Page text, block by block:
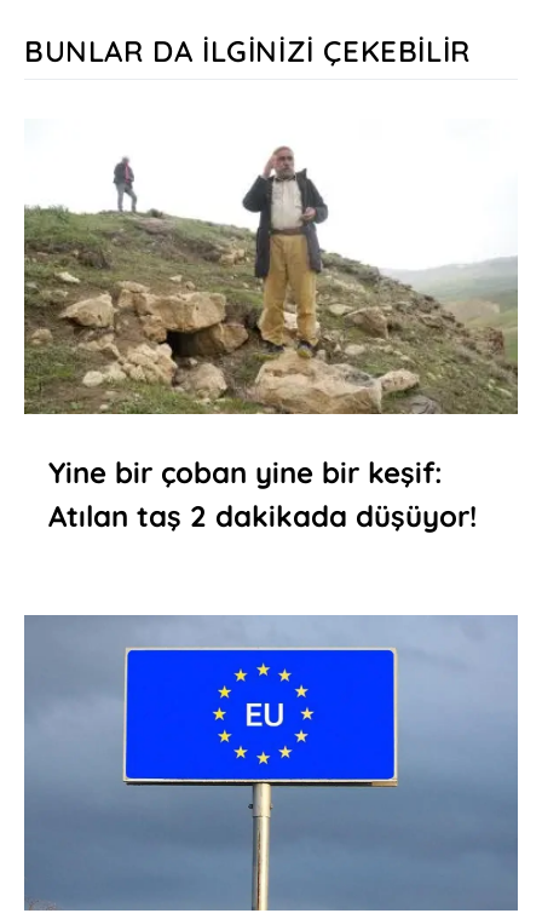
BUNLAR DA İLGINIZI ÇEKEBILIR
Yine bir çoban yine bir keşif:
Atılan taş 2 dakikada düşüyor!